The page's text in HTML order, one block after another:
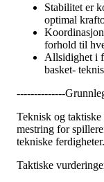
Stabilitet er
optimal
forhold til
Allsidighet i
basket-
--------------
Teknisk og
mestring for
tekniske ferdigheter.
Taktiske